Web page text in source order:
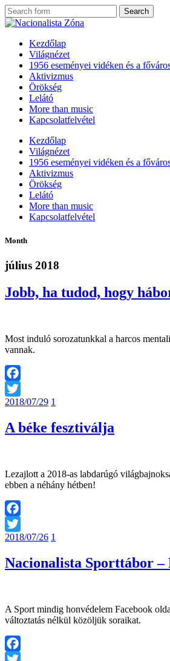
Kezdőlap
Világnézet
1956 eseményei vidéken és a
Aktivizmus
Örökség
Lelátó
More than music
Kapcsolatfelvétel
Kezdőlap
Világnézet
1956 eseményei vidéken és a
Aktivizmus
Örökség
Lelátó
More than music
Kapcsolatfelvétel
Month
július 2018
Jobb, ha tudod, hogy
Most induló sorozatunkkal a harcos
vannak.
Facebook
Twitter
2018/07/29 1
A béke fesztiválja
Lezajlott a 2018-as labdarúgó
ebben a néhány hétben!
Facebook
Twitter
2018/07/26 1
Nacionalista Sporttábor –
A Sport mindig honvédelem Facebook
változtatás nélkül közöljük soraikat.
Facebook